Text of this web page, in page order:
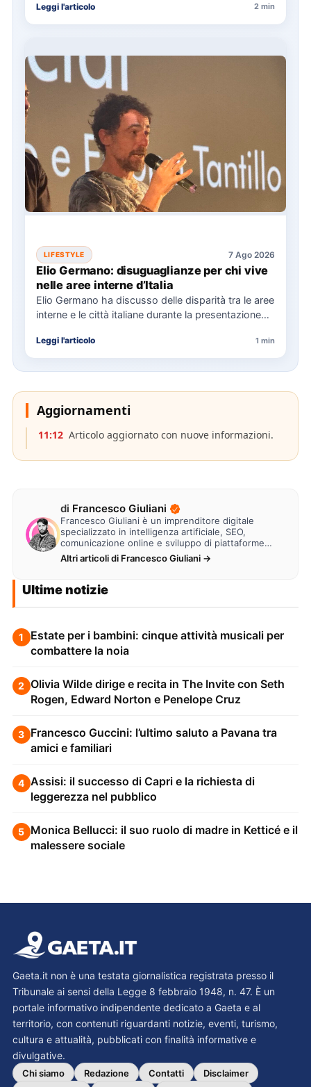
Leggi l'articolo 2 min
LIFESTYLE 7 Ago 2026
Elio Germano: disuguaglianze per chi vive
nelle aree interne d’Italia
Elio Germano ha discusso delle disparità tra le aree
interne e le città italiane durante la presentazione
Leggi l'articolo 1 min
Aggiornamenti
11:12 Articolo aggiornato con nuove informazioni.
di Francesco Giuliani
Francesco Giuliani è un imprenditore digitale
specializzato in intelligenza artificiale, SEO,
comunicazione online e sviluppo di piattaforme
web. Lavora alla creazione di…
Altri articoli di Francesco Giuliani →
Ultime notizie
1
Estate per i bambini: cinque attività musicali per
combattere la noia
2 Olivia Wilde dirige e recita in The Invite con Seth
Rogen, Edward Norton e Penelope Cruz
3 Francesco Guccini: l’ultimo saluto a Pavana tra
amici e familiari
4 Assisi: il successo di Capri e la richiesta di
leggerezza nel pubblico
5 Monica Bellucci: il suo ruolo di madre in Ketticé e il
malessere sociale
Gaeta.it non è una testata giornalistica registrata presso il
Tribunale ai sensi della Legge 8 febbraio 1948, n. 47. È un
portale informativo indipendente dedicato a Gaeta e al
territorio, con contenuti riguardanti notizie, eventi, turismo,
cultura e attualità, pubblicati con finalità informative e
divulgative.
Chi siamo Redazione Contatti
Disclaimer